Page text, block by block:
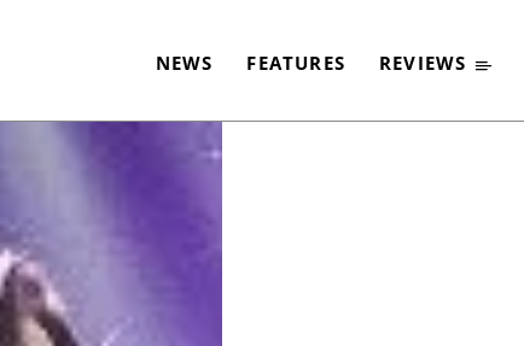
NEWS FEATURES REVIEWS
CLASSIC ROCK - 14. MÄRZ 2018